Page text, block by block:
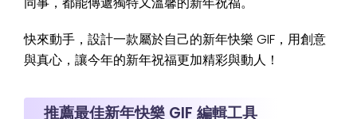
快來動手，設計一款屬於自己的新年快樂 GIF，用創意
與真心，讓今年的新年祝福更加精彩與動人！
推薦最佳新年快樂 GIF 編輯工具